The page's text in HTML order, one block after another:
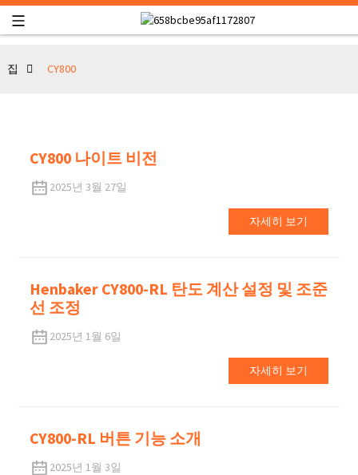
집 CY800
CY800 나이트 비전
2025년 3월 27일
자세히 보기
Henbaker CY800-RL 탄도 계산 설정 및 조준
선 조정
2025년 1월 6일
자세히 보기
CY800-RL 버튼 기능 소개
2025년 1월 3일